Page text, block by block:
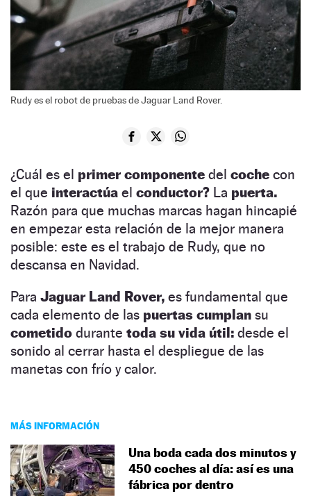
Rudy es el robot de pruebas de Jaguar Land Rover.
¿Cuál es el primer componente del coche con
el que interactúa el conductor? La puerta.
Razón para que muchas marcas hagan hincapié
en empezar esta relación de la mejor manera
posible: este es el trabajo de Rudy, que no
descansa en Navidad.
Para Jaguar Land Rover, es fundamental que
cada elemento de las puertas cumplan su
cometido durante toda su vida útil: desde el
sonido al cerrar hasta el despliegue de las
manetas con frío y calor.
MÁS INFORMACIÓN
Una boda cada dos minutos y
450 coches al día: así es una
fábrica por dentro